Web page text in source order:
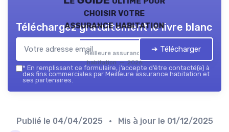
choisir votre
assurance habitation
Meilleure assurance
habitation — 2026
Téléchargez gratuitement le livre blanc
➔ Télécharger
* En remplissant ce formulaire, j’accepte d’être contacté(e) à
des fins commerciales par Meilleure assurance habitation et
ses partenaires.
Publié le 04/04/2025 • Mis à jour le 01/12/2025